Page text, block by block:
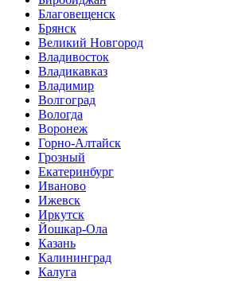
Благовещенск
Брянск
Великий Новгород
Владивосток
Владикавказ
Владимир
Волгоград
Вологда
Воронеж
Горно-Алтайск
Грозный
Екатеринбург
Иваново
Ижевск
Иркутск
Йошкар-Ола
Казань
Калининград
Калуга